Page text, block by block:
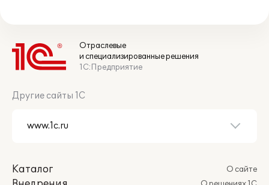
Отраслевые
и специализированные решения
1С:Предприятие
Другие сайты 1С
Каталог
О сайте